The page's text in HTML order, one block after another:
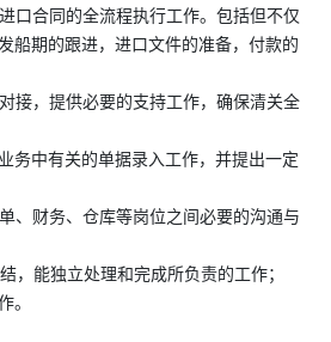
口合同的全流程执行工作。包括但不仅
船期的跟进，进口文件的准备，付款的
接，提供必要的支持工作，确保清关全
务中有关的单据录入工作，并提出一定
、财务、仓库等岗位之间必要的沟通与
，能独立处理和完成所负责的工作；
。